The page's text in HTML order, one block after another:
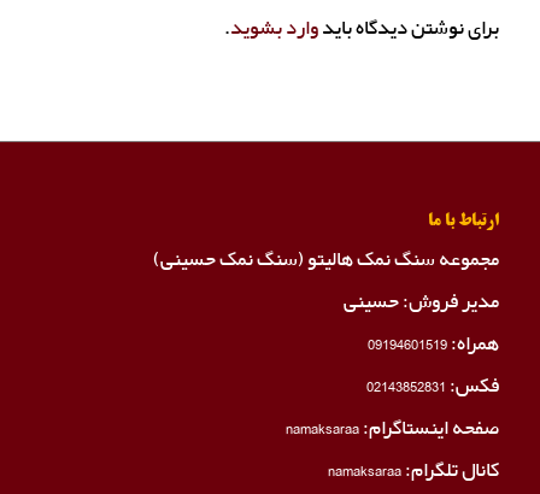
برای نوشتن دیدگاه بایدوارد بشوید.
ارتباط با ما
مجموعه سنگ نمک هالیتو (سنگ نمک حسینی)
مدیر فروش: حسینی
همراه:09194601519
فکس:02143852831
صفحه اینستاگرام:namaksaraa
کانال تلگرام:namaksaraa